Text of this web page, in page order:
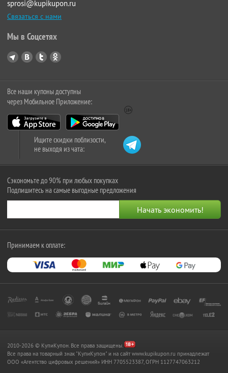
sprosi@kupikupon.ru
Связаться с нами
Мы в Соцсетях
Все наши купоны доступны
через Мобильное Приложение:
Ищите скидки поблизости,
не выходя из чата:
Сэкономьте до 90% при любых покупках
Подпишитесь на самые выгодные предложения
Принимаем к оплате:
2010-2026 © КупиКупон. Все права защищены.
Все права на товарный знак "КупиКупон" и на сайт www.kupikupon.ru принадлежат
OOO «Агентство цифровых решений» ИНН 7705523387, ОГРН 1127747063212